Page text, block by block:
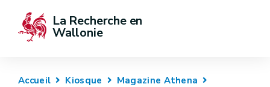
La Recherche en
Wallonie
Accueil Kiosque Magazine Athena